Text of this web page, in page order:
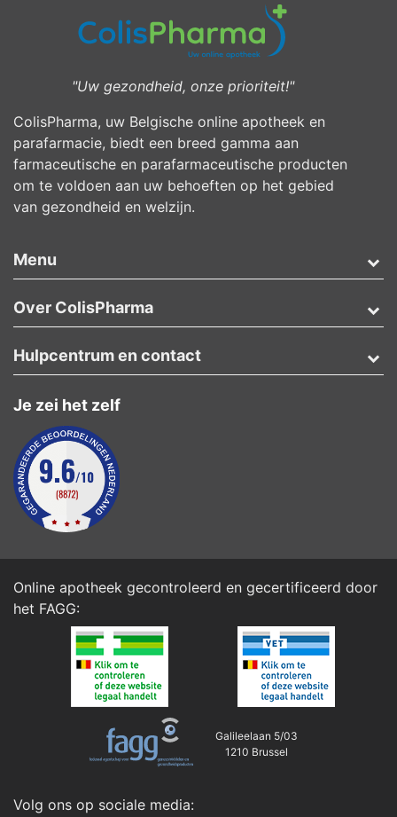
"Uw gezondheid, onze prioriteit!"
ColisPharma, uw Belgische online apotheek en
parafarmacie, biedt een breed gamma aan
farmaceutische en parafarmaceutische producten
om te voldoen aan uw behoeften op het gebied
van gezondheid en welzijn.
Menu
Over ColisPharma
Je zei het zelf
Hulpcentrum en contact
Online apotheek gecontroleerd en gecertificeerd door
het FAGG:
Galileelaan 5/03
1210 Brussel
Volg ons op sociale media: